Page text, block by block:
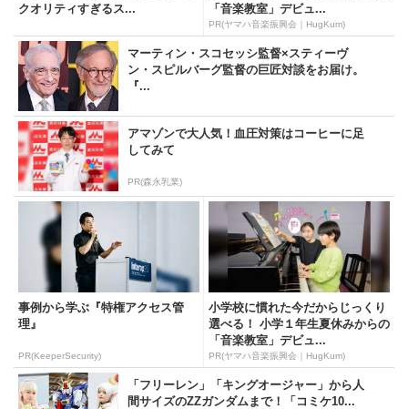
クオリティすぎるス...
「音楽教室」デビュ...
PR(ヤマハ音楽振興会｜HugKum)
マーティン・スコセッシ監督×スティーヴ
ン・スピルバーグ監督の巨匠対談をお届け。
『...
アマゾンで大人気！血圧対策はコーヒーに足
してみて
PR(森永乳業)
事例から学ぶ『特権アクセス管
理』
PR(KeeperSecurity)
小学校に慣れた今だからじっくり
選べる！ 小学１年生夏休みからの
「音楽教室」デビュ...
PR(ヤマハ音楽振興会｜HugKum)
「フリーレン」「キングオージャー」から人
間サイズのZZガンダムまで！「コミケ10...